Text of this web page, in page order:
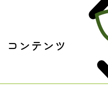
コンテンツ